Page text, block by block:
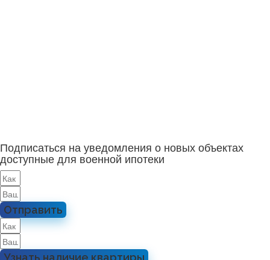
Подписаться на уведомления о новых объектах
доступные для военной ипотеки
Отправить
Узнать наличие квартиры